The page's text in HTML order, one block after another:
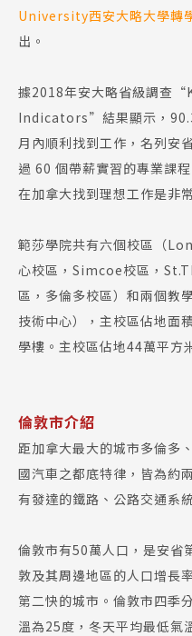
University西安大略大學轉
出。
據2018年安大略省級調查
Indicators”結果顯示，
月內順利找到工作，名列安
過 60 個帶薪實習的專業課
在加拿大找到理想工作是非
範莎學院共有六個校區（
心校區，Simcoe校區，
區，多倫多校區）和兩個教
技術中心），主校區佔地面
學樓。主校區佔地44萬平方
倫敦市介紹
距加拿大最大的城市多倫多
國汽車之都底特律，皆為約
有發達的鐵路、公路交通系
倫敦市有50萬人口，是安
敦及其周邊地區的人口增長
第二快的城市。倫敦市四季
溫為25度，冬天平均最低氣